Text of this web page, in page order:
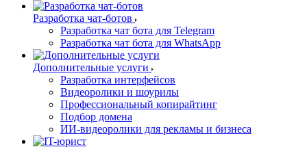
Разработка чат-ботов
Разработка чат бота для Telegram
Разработка чат бота для WhatsApp
Дополнительные услуги
Разработка интерфейсов
Видеоролики и шоурилы
Профессиональный копирайтинг
Подбор домена
ИИ-видеоролики для рекламы и бизнеса